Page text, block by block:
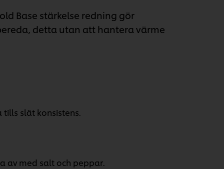
Base stärkelse redning gör
detta utan att hantera värme
tills slät konsistens.
av med salt och peppar.